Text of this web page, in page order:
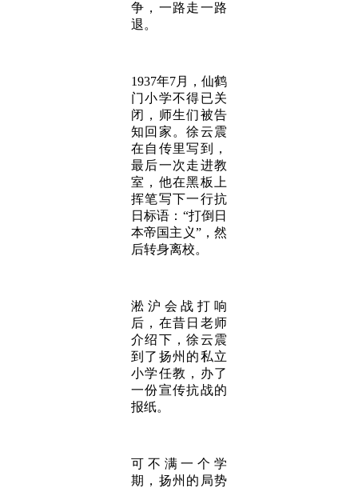
争，一路走一路
退。
1937年7月，仙鹤
门小学不得已关
闭，师生们被告
知回家。徐云震
在自传里写到，
最后一次走进教
室，他在黑板上
挥笔写下一行抗
日标语：“打倒日
本帝国主义”，然
后转身离校。
淞沪会战打响
后，在昔日老师
介绍下，徐云震
到了扬州的私立
小学任教，办了
一份宣传抗战的
报纸。
可不满一个学
期，扬州的局势